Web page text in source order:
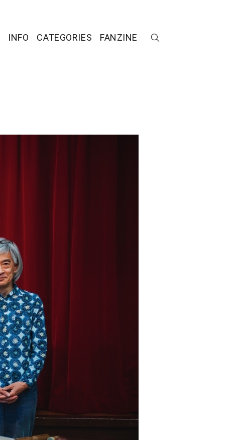
INFO CATEGORIES FANZINE